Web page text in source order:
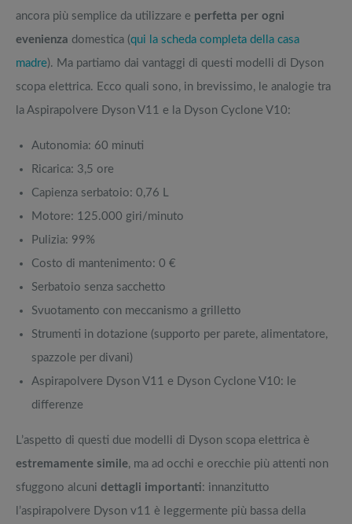
ancora più semplice da utilizzare e perfetta per ogni
evenienza domestica (qui la scheda completa della casa
madre). Ma partiamo dai vantaggi di questi modelli di Dyson
scopa elettrica. Ecco quali sono, in brevissimo, le analogie tra
la Aspirapolvere Dyson V11 e la Dyson Cyclone V10:
Autonomia: 60 minuti
Ricarica: 3,5 ore
Capienza serbatoio: 0,76 L
Motore: 125.000 giri/minuto
Pulizia: 99%
Costo di mantenimento: 0 €
Serbatoio senza sacchetto
Svuotamento con meccanismo a grilletto
Strumenti in dotazione (supporto per parete, alimentatore,
spazzole per divani)
Aspirapolvere Dyson V11 e Dyson Cyclone V10: le
differenze
L’aspetto di questi due modelli di Dyson scopa elettrica è
estremamente simile, ma ad occhi e orecchie più attenti non
sfuggono alcuni dettagli importanti: innanzitutto
l’aspirapolvere Dyson v11 è leggermente più bassa della